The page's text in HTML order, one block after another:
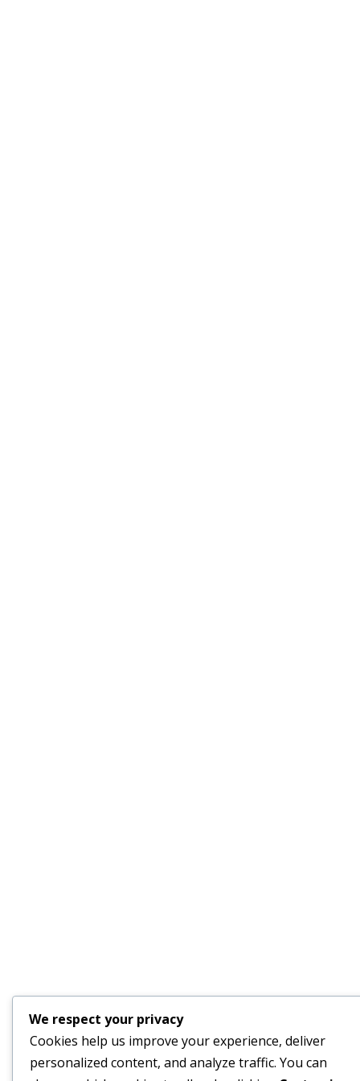
We respect your privacy
Cookies help us improve your experience, deliver
personalized content, and analyze traffic. You can